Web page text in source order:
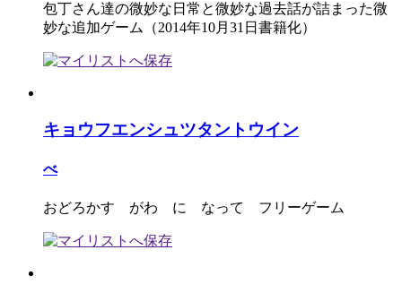
包丁さん達の微妙な日常と微妙な過去話が詰まった微
妙な追加ゲーム（2014年10月31日書籍化）
キョウフエンシュツタントウイン
べ
おどろかす がわ に なって フリーゲーム